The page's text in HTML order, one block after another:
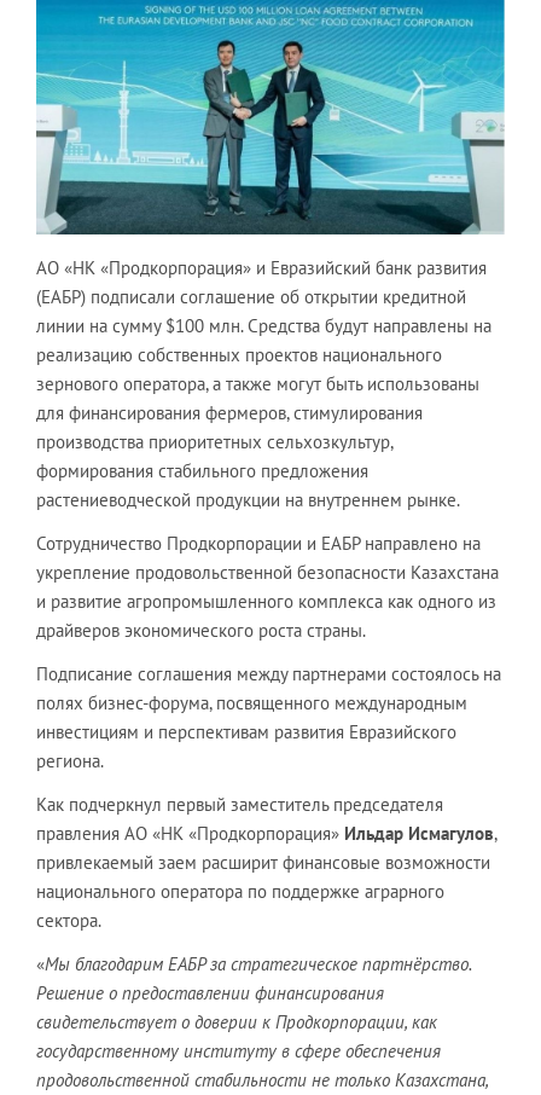
АО «НК «Продкорпорация» и Евразийский банк развития
(ЕАБР) подписали соглашение об открытии кредитной
линии на сумму $100 млн. Средства будут направлены на
реализацию собственных проектов национального
зернового оператора, а также могут быть использованы
для финансирования фермеров, стимулирования
производства приоритетных сельхозкультур,
формирования стабильного предложения
растениеводческой продукции на внутреннем рынке.
Сотрудничество Продкорпорации и ЕАБР направлено на
укрепление продовольственной безопасности Казахстана
и развитие агропромышленного комплекса как одного из
драйверов экономического роста страны.
Подписание соглашения между партнерами состоялось на
полях бизнес-форума, посвященного международным
инвестициям и перспективам развития Евразийского
региона.
Как подчеркнул первый заместитель председателя
правления АО «НК «Продкорпорация» Ильдар Исмагулов,
привлекаемый заем расширит финансовые возможности
национального оператора по поддержке аграрного
сектора.
«Мы благодарим ЕАБР за стратегическое партнёрство.
Решение о предоставлении финансирования
свидетельствует о доверии к Продкорпорации, как
государственному институту в сфере обеспечения
продовольственной стабильности не только Казахстана,